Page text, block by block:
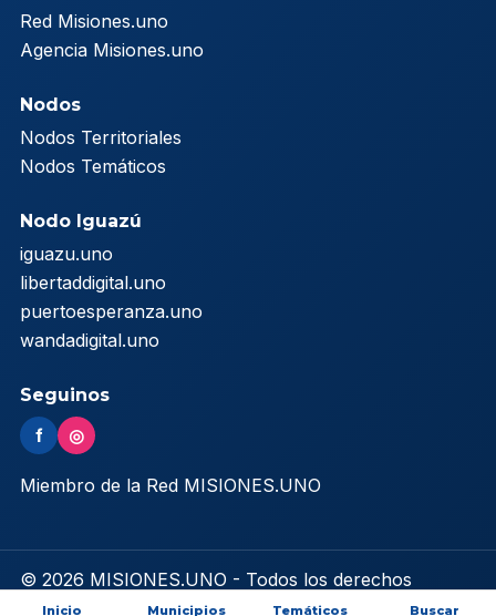
Red Misiones.uno
Agencia Misiones.uno
Nodos
Nodos Territoriales
Nodos Temáticos
Nodo Iguazú
iguazu.uno
libertaddigital.uno
puertoesperanza.uno
wandadigital.uno
Seguinos
f ◎
Miembro de la Red MISIONES.UNO
© 2026 MISIONES.UNO - Todos los derechos
reservados
Inicio Municipios Temáticos Buscar